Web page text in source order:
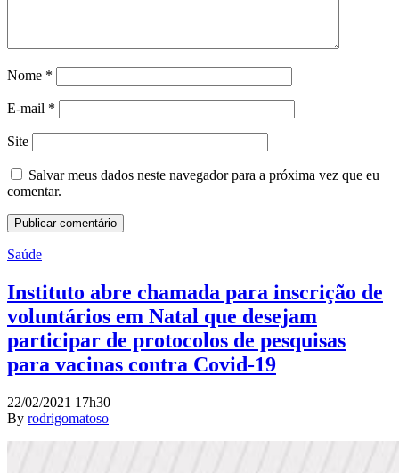
Nome *
E-mail *
Site
Salvar meus dados neste navegador para a próxima vez que eu
comentar.
Saúde
Instituto abre chamada para inscrição de
voluntários em Natal que desejam
participar de protocolos de pesquisas
para vacinas contra Covid-19
22/02/2021 17h30
By rodrigomatoso